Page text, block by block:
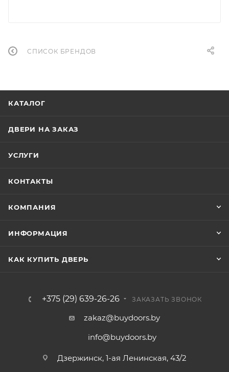
СПИСОК БРЕНДОВ
КАТАЛОГ
ДВЕРИ НА ЗАКАЗ
УСЛУГИ
КОНТАКТЫ
КОМПАНИЯ
ИНФОРМАЦИЯ
КАК КУПИТЬ ДВЕРЬ
+375 (29) 639-26-26 ЗАКАЗАТЬ ЗВОНОК
zakaz@buydoors.by
info@buydoors.by
Дзержинск, 1-ая Ленинская, 43/2